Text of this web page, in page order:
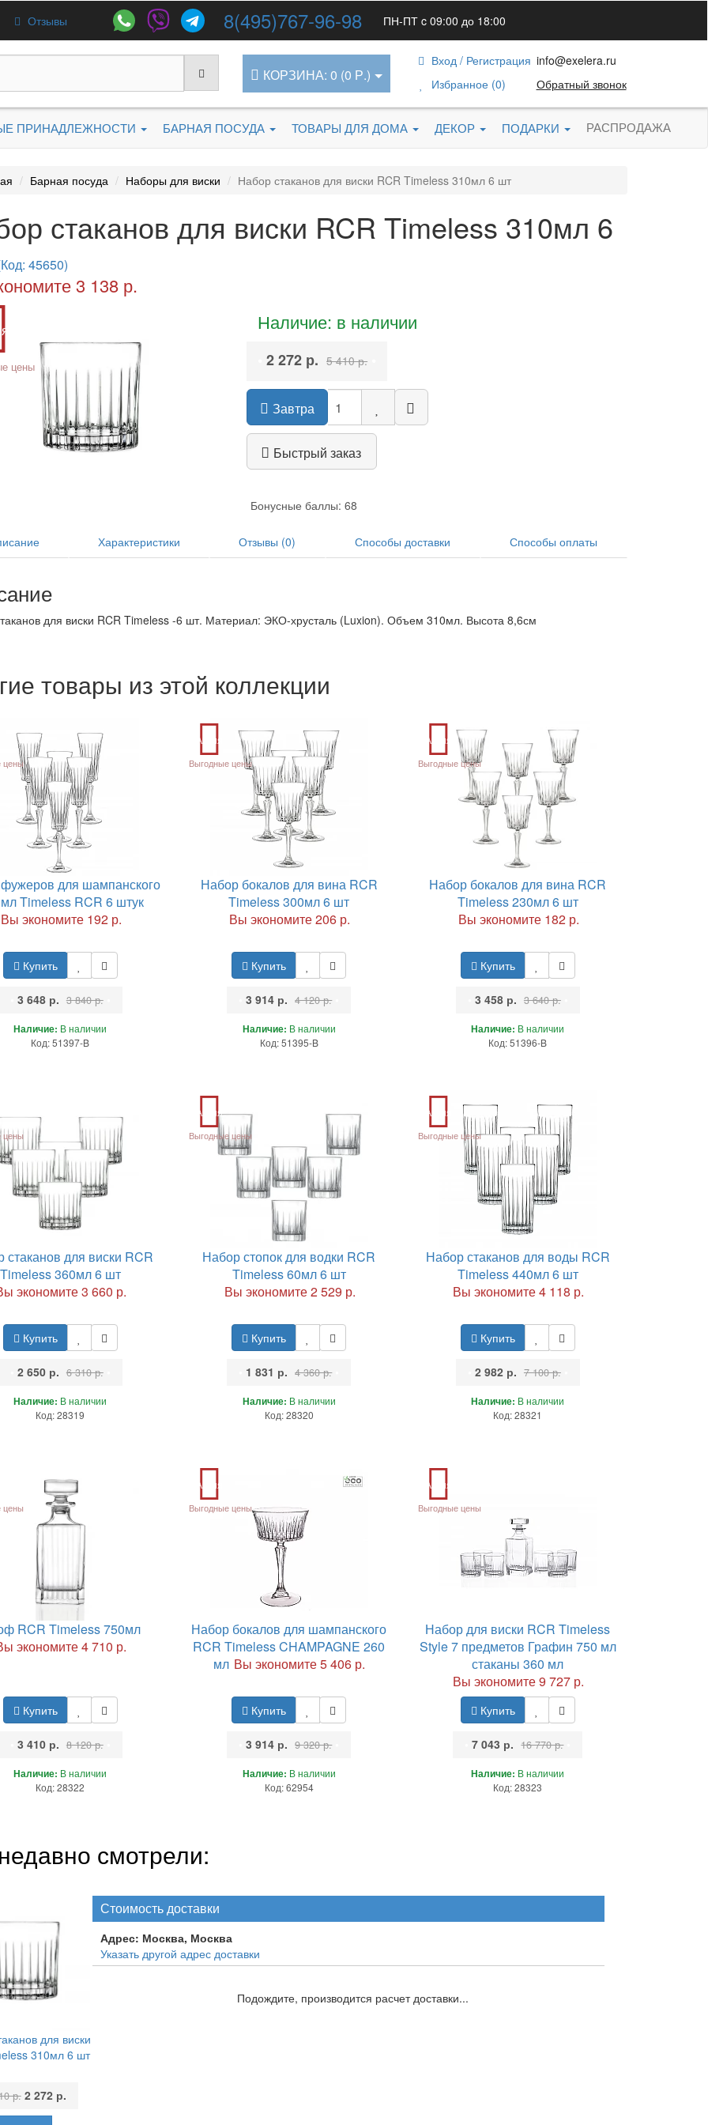
Отзывы 8(495)767-96-98 ПН-ПТ c 09:00 до 18:00
КОРЗИНА: 0 (0 Р.)
Вход / Регистрация
Избранное (0)
info@exelera.ru
Обратный звонок
ПРИНАДЛЕЖНОСТИ БАРНАЯ ПОСУДА ТОВАРЫ ДЛЯ ДОМА ДЕКОР ПОДАРКИ РАСПРОДАЖА
Барная посуда Наборы для виски Набор стаканов для виски RCR Timeless 310мл 6 шт
стаканов для виски RCR Timeless 310мл 6
45650)
3 138 р.
цены
Наличие: в наличии
2 272 р. 5 410 р.
Завтра
Быстрый заказ
Бонусные баллы: 68
Характеристики Отзывы (0) Способы доставки Способы оплаты
для виски RCR Timeless -6 шт. Материал: ЭКО-хрусталь (Luxion). Объем 310мл. Высота 8,6см
товары из этой коллекции
цены
для шампанского
Timeless RCR 6 штук
Вы экономите 192 р.
Купить
3 648 р. 3 840 р.
Наличие: В наличии
Код: 51397-B
Акция
Выгодные цены
Набор бокалов для вина RCR
Timeless 300мл 6 шт
Вы экономите 206 р.
Купить
3 914 р. 4 120 р.
Наличие: В наличии
Код: 51395-B
Акция
Выгодные цены
Набор бокалов для вина RCR
Timeless 230мл 6 шт
Вы экономите 182 р.
Купить
3 458 р. 3 640 р.
Наличие: В наличии
Код: 51396-B
цены
стаканов для виски RCR
Timeless 360мл 6 шт
экономите 3 660 р.
Купить
2 650 р. 6 310 р.
Наличие: В наличии
Код: 28319
Акция
Выгодные цены
Набор стопок для водки RCR
Timeless 60мл 6 шт
Вы экономите 2 529 р.
Купить
1 831 р. 4 360 р.
Наличие: В наличии
Код: 28320
Акция
Выгодные цены
Набор стаканов для воды RCR
Timeless 440мл 6 шт
Вы экономите 4 118 р.
Купить
2 982 р. 7 100 р.
Наличие: В наличии
Код: 28321
цены
RCR Timeless 750мл
экономите 4 710 р.
Купить
3 410 р. 8 120 р.
Наличие: В наличии
Код: 28322
Акция
Выгодные цены
Набор бокалов для шампанского
RCR Timeless CHAMPAGNE 260
мл Вы экономите 5 406 р.
Купить
3 914 р. 9 320 р.
Наличие: В наличии
Код: 62954
Акция
Выгодные цены
Набор для виски RCR Timeless
Style 7 предметов Графин 750 мл
стаканы 360 мл
Вы экономите 9 727 р.
Купить
7 043 р. 16 770 р.
Наличие: В наличии
Код: 28323
смотрели:
для виски
310мл 6 шт
р. 2 272 р.
Стоимость доставки
Адрес: Москва, Москва
Указать другой адрес доставки
Подождите, производится расчет доставки...